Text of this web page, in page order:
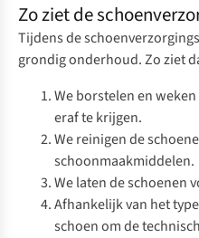
Zo ziet de
Tijdens de
grondig onderhoud. Zo ziet
We borstelen en
eraf te krijgen.
We reinigen de
schoonmaakmiddelen.
We laten de schoenen
Afhankelijk van het
schoen om de